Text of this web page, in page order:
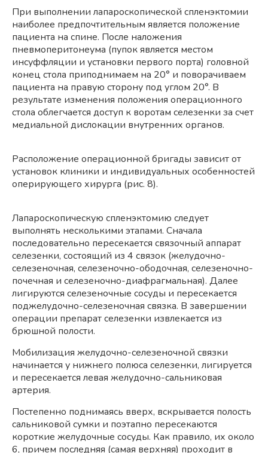
При выполнении лапароскопической спленэктомии
наиболее предпочтительным является положение
пациента на спине. После наложения
пневмоперитонеума (пупок является местом
инсуффляции и установки первого порта) головной
конец стола приподнимаем на 20° и поворачиваем
пациента на правую сторону под углом 20°. В
результате изменения положения операционного
стола облегчается доступ к воротам селезенки за счет
медиальной дислокации внутренних органов.
Расположение операционной бригады зависит от
установок клиники и индивидуальных особенностей
оперирующего хирурга (рис. 8).
Лапароскопическую спленэктомию следует
выполнять несколькими этапами. Сначала
последовательно пересекается связочный аппарат
селезенки, состоящий из 4 связок (желудочно-
селезеночная, селезеночно-ободочная, селезеночно-
почечная и селезеночно-диафрагмальная). Далее
лигируются селезеночные сосуды и пересекается
поджелудочно-селезеночная связка. В завершении
операции препарат селезенки извлекается из
брюшной полости.
Мобилизация желудочно-селезеночной связки
начинается у нижнего полюса селезенки, лигируется
и пересекается левая желудочно-сальниковая
артерия.
Постепенно поднимаясь вверх, вскрывается полость
сальниковой сумки и поэтапно пересекаются
короткие желудочные сосуды. Как правило, их около
6, причем последняя (самая верхняя) проходит в